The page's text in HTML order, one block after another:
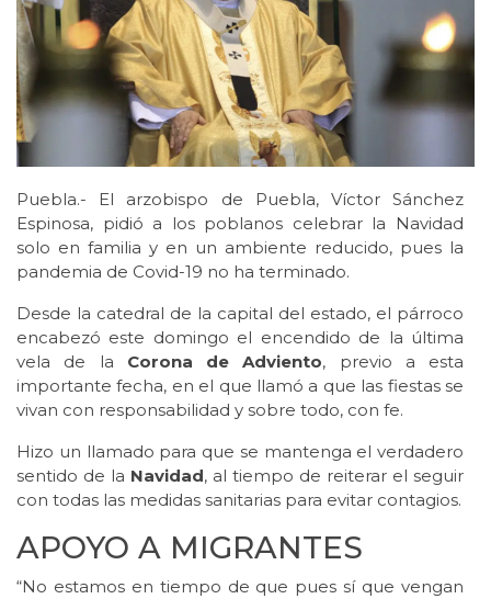
Puebla.- El arzobispo de Puebla, Víctor Sánchez
Espinosa, pidió a los poblanos celebrar la Navidad
solo en familia y en un ambiente reducido, pues la
pandemia de Covid-19 no ha terminado.
Desde la catedral de la capital del estado, el párroco
encabezó este domingo el encendido de la última
vela de la Corona de Adviento, previo a esta
importante fecha, en el que llamó a que las fiestas se
vivan con responsabilidad y sobre todo, con fe.
Hizo un llamado para que se mantenga el verdadero
sentido de la Navidad, al tiempo de reiterar el seguir
con todas las medidas sanitarias para evitar contagios.
APOYO A MIGRANTES
“No estamos en tiempo de que pues sí que vengan